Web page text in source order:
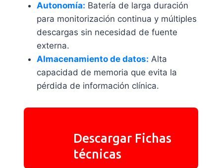
Autonomía: Batería de larga duración
para monitorización continua y múltiples
descargas sin necesidad de fuente
externa.
Almacenamiento de datos: Alta
capacidad de memoria que evita la
pérdida de información clínica.
Descargar Fichas
técnicas